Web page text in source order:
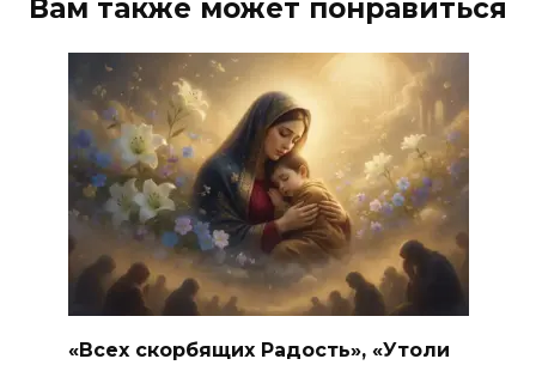
Вам также может понравиться
«Всех скорбящих Радость», «Утоли